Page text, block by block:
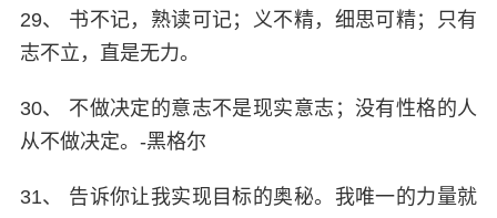
29、 书不记，熟读可记；义不精，细思可精；只有
志不立，直是无力。
30、 不做决定的意志不是现实意志；没有性格的人
从不做决定。-黑格尔
31、 告诉你让我实现目标的奥秘。我唯一的力量就